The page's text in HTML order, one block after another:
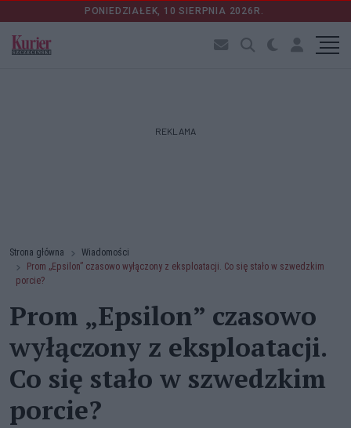
PONIEDZIAŁEK, 10 SIERPNIA 2026R.
REKLAMA
Strona główna
Wiadomości
Prom „Epsilon” czasowo wyłączony z eksploatacji. Co się stało w szwedzkim
porcie?
Prom „Epsilon” czasowo
wyłączony z eksploatacji.
Co się stało w szwedzkim
porcie?